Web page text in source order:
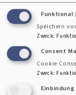
Evangelische
Böhmerwaldstr. 22,
Funktional
Speichern
Zweck:
Consent
Cookie
Zweck: